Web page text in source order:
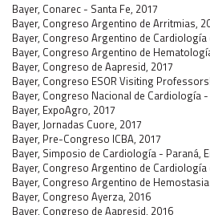
Bayer, Conarec - Santa Fe, 2017
Bayer, Congreso Argentino de Arritmias,
Bayer, Congreso Argentino de Cardiología
Bayer, Congreso Argentino de
Bayer, Congreso de Aapresid, 2017
Bayer, Congreso ESOR Visiting
Bayer, Congreso Nacional de Cardiología
Bayer, ExpoAgro, 2017
Bayer, Jornadas Cuore, 2017
Bayer, Pre-Congreso ICBA, 2017
Bayer, Simposio de Cardiología - Paraná,
Bayer, Congreso Argentino de Cardiología
Bayer, Congreso Argentino de
Bayer, Congreso Ayerza, 2016
Bayer, Congreso de Aapresid, 2016